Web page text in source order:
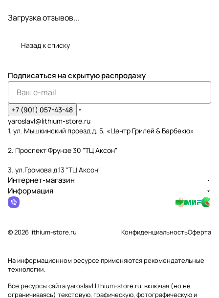
Загрузка отзывов...
Назад к списку
Подписаться на скрытую распродажу
+7 (901) 057-43-48
yaroslavl@lithium-store.ru
1. ул. Мышкинский проезд д. 5, «Центр Грилей & Барбекю»
2. Проспект Фрунзе 30 "ТЦ Аксон"
3. ул.Громова д.13 "ТЦ Аксон"
Интернет-магазин
Информация
© 2026 lithium-store.ru КонфиденциальностьОферта
На информационном ресурсе применяютсярекомендательные
технологии.
Все ресурсы сайта yaroslavl.lithium-store.ru, включая (но не
ограничиваясь) текстовую, графическую, фотографическую и